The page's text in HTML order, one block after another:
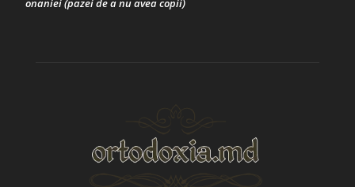
onaniei (pazei de a nu avea copii)